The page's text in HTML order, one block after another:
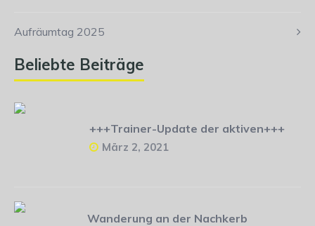
Aufräumtag 2025
Beliebte Beiträge
+++Trainer-Update der aktiven+++
März 2, 2021
Wanderung an der Nachkerb